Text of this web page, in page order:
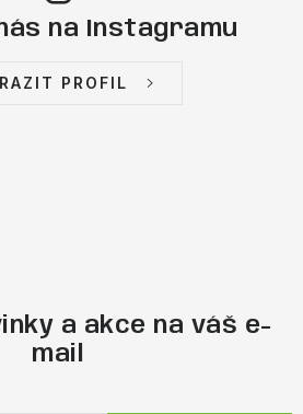
na Instagramu
PROFIL
a akce na váš e-
mail